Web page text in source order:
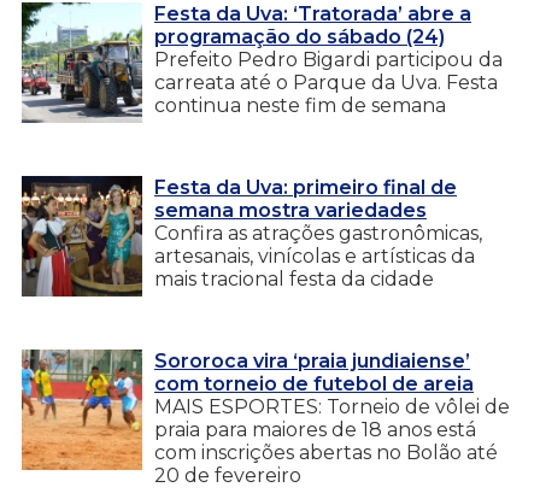
Festa da Uva: ‘Tratorada’ abre a
programação do sábado (24)
Prefeito Pedro Bigardi participou da
carreata até o Parque da Uva. Festa
continua neste fim de semana
Festa da Uva: primeiro final de
semana mostra variedades
Confira as atrações gastronômicas,
artesanais, vinícolas e artísticas da
mais tracional festa da cidade
Sororoca vira ‘praia jundiaiense’
com torneio de futebol de areia
MAIS ESPORTES: Torneio de vôlei de
praia para maiores de 18 anos está
com inscrições abertas no Bolão até
20 de fevereiro